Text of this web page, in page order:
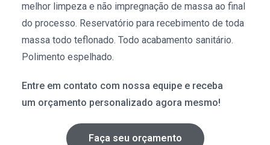
melhor limpeza e não impregnação de massa ao final
do processo. Reservatório para recebimento de toda
massa todo teflonado. Todo acabamento sanitário.
Polimento espelhado.
Entre em contato com nossa equipe e receba
um orçamento personalizado agora mesmo!
Faça seu orçamento